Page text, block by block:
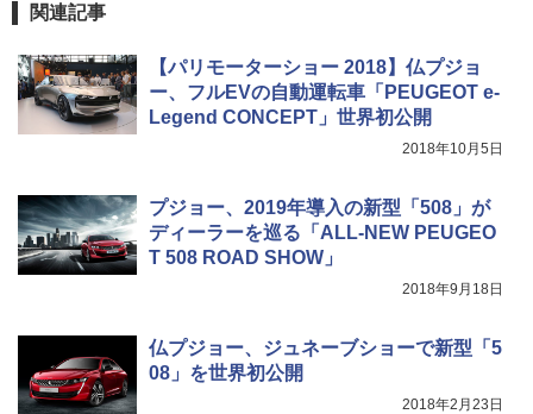
関連記事
【パリモーターショー 2018】仏プジョ
ー、フルEVの自動運転車「PEUGEOT e-
Legend CONCEPT」世界初公開
2018年10月5日
プジョー、2019年導入の新型「508」が
ディーラーを巡る「ALL-NEW PEUGEO
T 508 ROAD SHOW」
2018年9月18日
仏プジョー、ジュネーブショーで新型「5
08」を世界初公開
2018年2月23日